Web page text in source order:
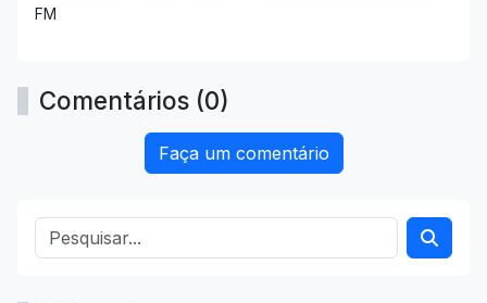
FM
Comentários (0)
Faça um comentário